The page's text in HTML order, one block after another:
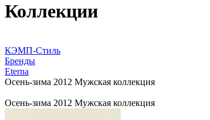
Коллекции
КЭМП-Стиль
Бренды
Eterna
Осень-зима 2012 Мужская коллекция
Осень-зима 2012 Мужская коллекция